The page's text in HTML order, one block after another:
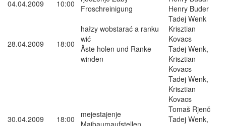
04.04.2009
10:00
Froschreinigung
Henry Buder
28.04.2009 18:00
hałzy wobstarać a ranku
wić
Äste holen und Ranke
winden
Tadej Wenk
Krisztian
Kovacs
Tadej Wenk,
Krisztian
Kovacs
30.04.2009 18:00
mejestajenje
Tadej Wenk,
Krisztian
Kovacs
Tomaš Rjenč
Tadej Wenk,